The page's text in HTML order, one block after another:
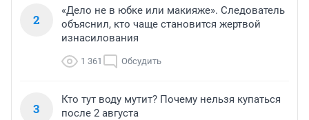
2
«Дело не в юбке или макияже». Следователь
объяснил, кто чаще становится жертвой
изнасилования
1 361 Обсудить
3
Кто тут воду мутит? Почему нельзя купаться
после 2 августа